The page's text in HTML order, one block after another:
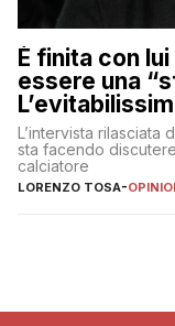
È finita con
essere una
L’intervista rilasciata
sta facendo
calciatore
LORENZO TOSA-